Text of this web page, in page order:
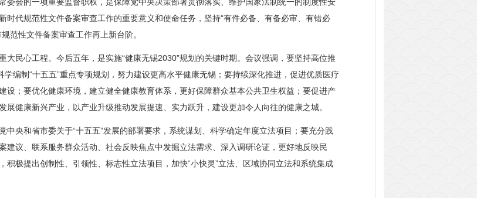
时代规范性文件备案审查工作的重要意义和使命任务，坚持“有件必备、有备必审、有错必
范性文件备案审查工作再上新台阶。
民心工程。今后五年，是实施“健康无锡2030”规划的关键时期。会议强调，要坚持高位推
编制“十五五”重点专项规划，努力建设更高水平健康无锡；要持续深化推进，促进优质医疗
设；要优化健康环境，建立健全健康教育体系，更好保障群众基本公共卫生权益；要促进产
健康新兴产业，以产业升级推动发展提速、实力跃升，建设更加令人向往的健康之城。
央和省市委关于“十五五”发展的部署要求，系统谋划、科学确定年度立法项目；要充分践
建议、联系服务群众活动、社会反映焦点中发掘立法需求、深入调研论证，更好地反映民
积极提出创制性、引领性、标志性立法项目，加快“小快灵”立法、区域协同立法和系统集成